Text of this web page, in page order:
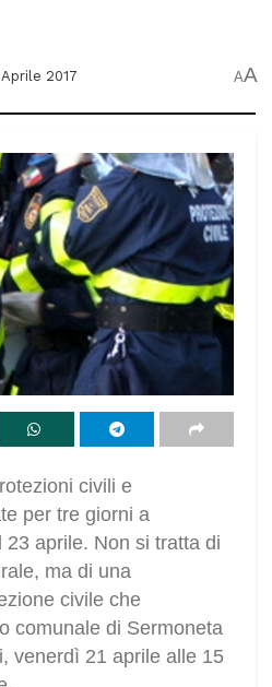
2017 AA
civili e
per tre giorni a
aprile. Non si tratta di
ma di una
civile che
comunale di Sermoneta
venerdì 21 aprile alle 15